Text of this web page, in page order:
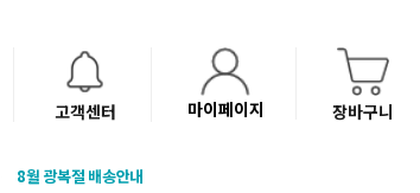
고객센터 마이페이지 장바구니
'NEW 바이브믹스 or 바리스타시럽 1종' 체험단 발표